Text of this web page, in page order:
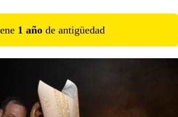
1 año de antigüedad